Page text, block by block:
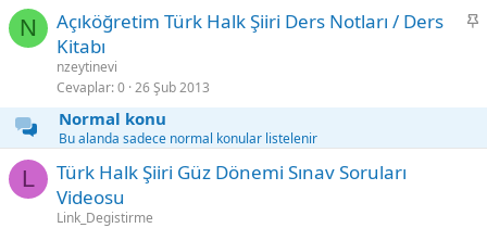
N
S
Açıköğretim Türk Halk Şiiri Ders Notları / Ders
Kitabı
nzeytinevi
Cevaplar 0 26 Şub 2013
Normal konu
Bu alanda sadece normal konular listelenir
L
Türk Halk Şiiri Güz Dönemi Sınav Soruları
Videosu
Link_Degistirme